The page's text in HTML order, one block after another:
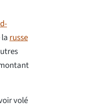
russe
volé